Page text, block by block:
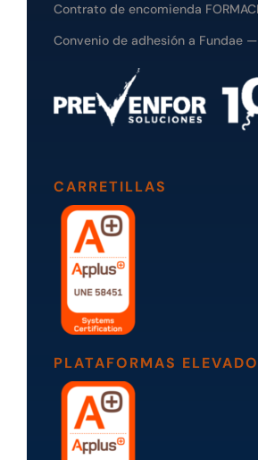
Contrato de encomienda
Convenio de adhesión a Fundae —
CARRETILLAS
PLATAFORMAS